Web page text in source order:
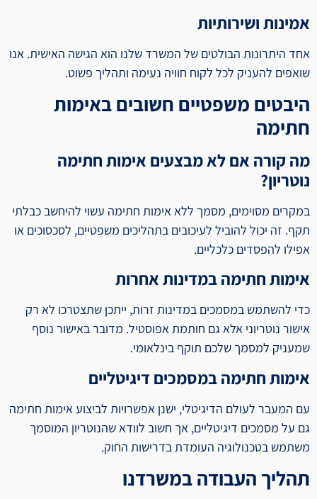
אמינות ושירותיות
אחד היתרונות הבולטים של המשרד שלנו הוא הגישה האישית. אנו
שואפים להעניק לכל לקוח חוויה נעימה ותהליך פשוט.
היבטים משפטיים חשובים באימות
חתימה
מה קורה אם לא מבצעים אימות חתימה
נוטריון?
במקרים מסוימים, מסמך ללא אימות חתימה עשוי להיחשב כבלתי
תקף. זה יכול להוביל לעיכובים בתהליכים משפטיים, לסכסוכים או
אפילו להפסדים כלכליים.
אימות חתימה במדינות אחרות
כדי להשתמש במסמכים במדינות זרות, ייתכן שתצטרכו לא רק
אישור נוטריוני אלא גם חותמת אפוסטיל. מדובר באישור נוסף
שמעניק למסמך שלכם תוקף בינלאומי.
אימות חתימה במסמכים דיגיטליים
עם המעבר לעולם הדיגיטלי, ישנן אפשרויות לביצוע אימות חתימה
גם על מסמכים דיגיטליים, אך חשוב לוודא שהנוטריון המוסמך
משתמש בטכנולוגיה העומדת בדרישות החוק.
תהליך העבודה במשרדנו